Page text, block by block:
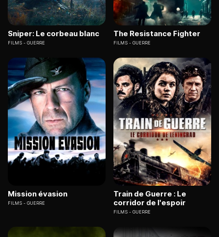
Sniper: Le corbeau blanc
FILMS GUERRE
The Resistance Fighter
FILMS GUERRE
Mission évasion
FILMS GUERRE
Train de Guerre : Le
corridor de l'espoir
FILMS GUERRE